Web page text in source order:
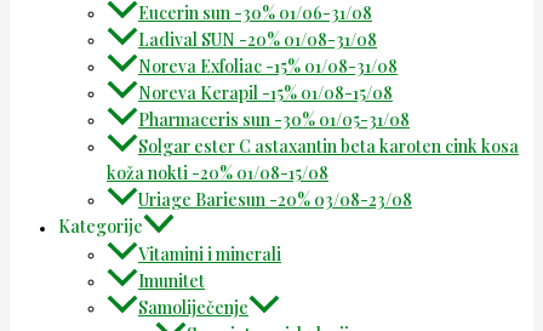
Eucerin sun -30% 01/06-31/08
Ladival SUN -20% 01/08-31/08
Noreva Exfoliac -15% 01/08-31/08
Noreva Kerapil -15% 01/08-15/08
Pharmaceris sun -30% 01/05-31/08
Solgar ester C astaxantin beta karoten cink kosa
koža nokti -20% 01/08-15/08
Uriage Bariesun -20% 03/08-23/08
Kategorije
Vitamini i minerali
Imunitet
Samoliječenje